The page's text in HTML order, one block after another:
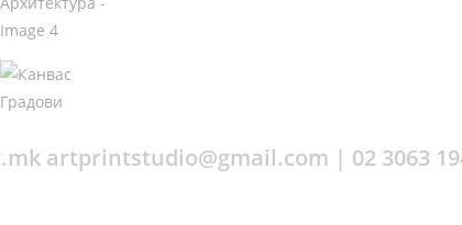
artprintstudio@gmail.com | 02 3063